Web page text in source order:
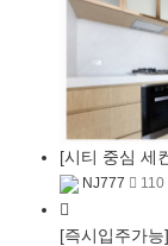
[시티 중심 세
NJ777 110
[즉시입주가